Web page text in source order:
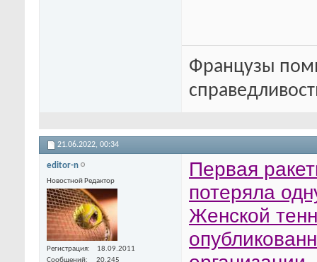
Французы
21.06.2022, 00:34
editor-n
Новостной Редактор
Регистрация
18.09.2011
Сообщений
20,245
Первая
потеряла
Женской